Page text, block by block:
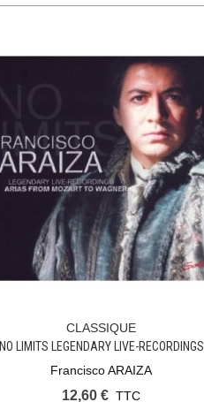
Ajouter Au Panier
CLASSIQUE
NO LIMITS LEGENDARY LIVE-RECORDINGS
Francisco ARAIZA
12,60 € TTC